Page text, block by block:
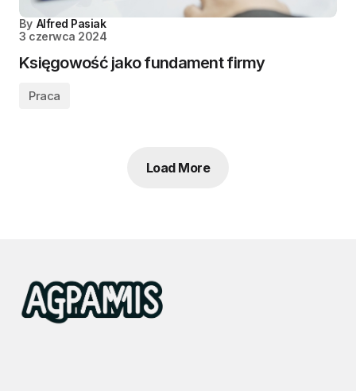
By Alfred Pasiak
3 czerwca 2024
Księgowość jako fundament firmy
Praca
Load More